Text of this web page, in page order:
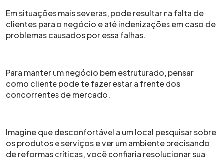
Em situações mais severas, pode resultar na falta de
clientes para o negócio e até indenizações em caso de
problemas causados por essa falhas.
Para manter um negócio bem estruturado, pensar
como cliente pode te fazer estar a frente dos
concorrentes de mercado.
Imagine que desconfortável a um local pesquisar sobre
os produtos e serviços e ver um ambiente precisando
de reformas críticas, você confiaria resolucionar sua